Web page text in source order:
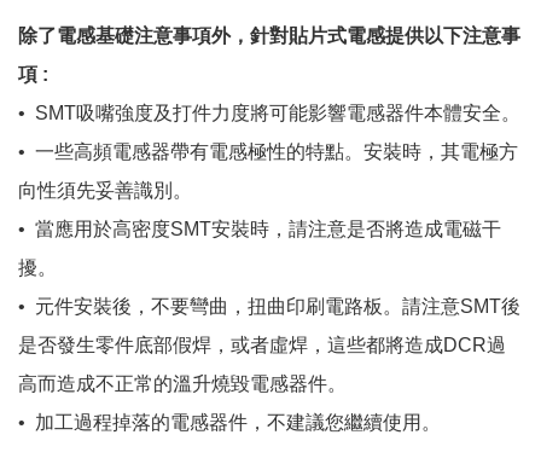
除了電感基礎注意事項外，針對貼片式電感提供以下注意事
項 :
•​​​​​​​ SMT吸嘴強度及打件力度將可能影響電感器件本體安全。
•​​​​​​​ 一些高頻電感器帶有電感極性的特點。安裝時，其電極方
向性須先妥善識別。
•​​​​​​​ 當應用於高密度SMT安裝時，請注意是否將造成電磁干
擾。
•​​​​​​​ 元件安裝後，不要彎曲，扭曲印刷電路板。請注意SMT後
是否發生零件底部假焊，或者虛焊，這些都將造成DCR過
高而造成不正常的溫升燒毀電感器件。
•​​​​​​​ 加工過程掉落的電感器件，不建議您繼續使用。